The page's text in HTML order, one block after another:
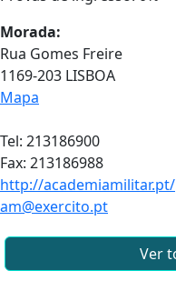
Morada:
Rua Gomes Freire
1169-203 LISBOA
Mapa
Tel: 213186900
Fax: 213186988
http://academiamilitar.pt/
am@exercito.pt
Ver